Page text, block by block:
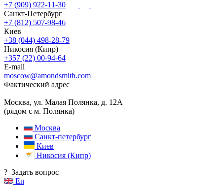
+7 (909) 922-11-30
Санкт-Петербург
+7 (812) 507-98-46
Киев
+38 (044) 498-28-79
Никосия (Кипр)
+357 (22) 00-94-64
E-mail
moscow@amondsmith.com
Фактический адрес
Москва, ул. Малая Полянка, д. 12А
(рядом с м. Полянка)
Москва
Санкт-петербург
Киев
Никосия (Кипр)
? Задать вопрос
En